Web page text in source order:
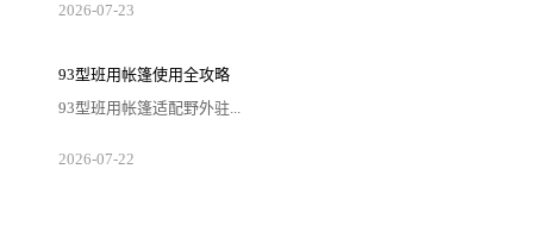
2026-07-23
93型班用帐篷使用全攻略
93型班用帐篷适配野外驻...
2026-07-22